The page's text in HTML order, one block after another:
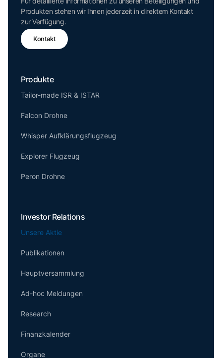
Produkten stehen wir Ihnen jederzeit in direktem Kontakt
zur Verfügung.
Kontakt
Produkte
Tailor-made ISR & ISTAR
Falcon Drohne
Whisper Aufklärungsflugzeug
Explorer Flugzeug
Peron Drohne
Investor Relations
Unsere Aktie
Publikationen
Hauptversammlung
Ad-hoc Meldungen
Research
Finanzkalender
Organe